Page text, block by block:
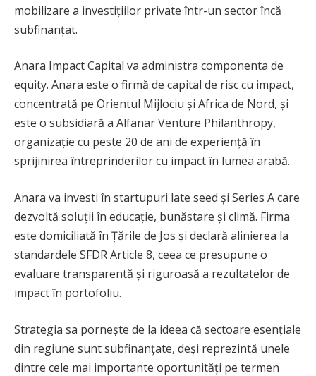
mobilizare a investițiilor private într-un sector încă
subfinanțat.
Anara Impact Capital va administra componenta de
equity. Anara este o firmă de capital de risc cu impact,
concentrată pe Orientul Mijlociu și Africa de Nord, și
este o subsidiară a Alfanar Venture Philanthropy,
organizație cu peste 20 de ani de experiență în
sprijinirea întreprinderilor cu impact în lumea arabă.
Anara va investi în startupuri late seed și Series A care
dezvoltă soluții în educație, bunăstare și climă. Firma
este domiciliată în Țările de Jos și declară alinierea la
standardele SFDR Article 8, ceea ce presupune o
evaluare transparentă și riguroasă a rezultatelor de
impact în portofoliu.
Strategia sa pornește de la ideea că sectoare esențiale
din regiune sunt subfinanțate, deși reprezintă unele
dintre cele mai importante oportunități pe termen